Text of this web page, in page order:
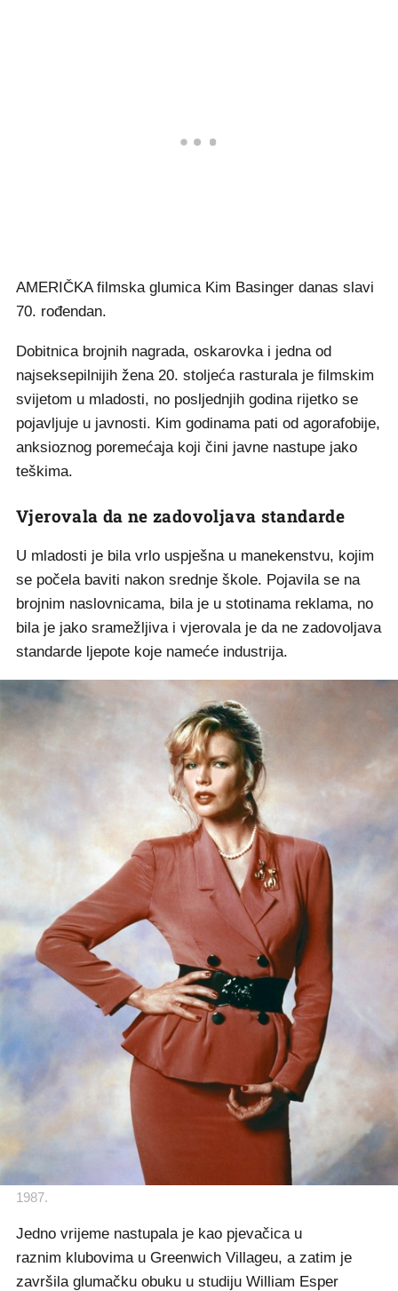
AMERIČKA filmska glumica Kim Basinger danas slavi
70. rođendan.
Dobitnica brojnih nagrada, oskarovka i jedna od
najseksepilnijih žena 20. stoljeća rasturala je filmskim
svijetom u mladosti, no posljednjih godina rijetko se
pojavljuje u javnosti. Kim godinama pati od agorafobije,
anksioznog poremećaja koji čini javne nastupe jako
teškima.
Vjerovala da ne zadovoljava standarde
U mladosti je bila vrlo uspješna u manekenstvu, kojim
se počela baviti nakon srednje škole. Pojavila se na
brojnim naslovnicama, bila je u stotinama reklama, no
bila je jako sramežljiva i vjerovala je da ne zadovoljava
standarde ljepote koje nameće industrija.
1987.
Jedno vrijeme nastupala je kao pjevačica u
raznim klubovima u Greenwich Villageu, a zatim je
završila glumačku obuku u studiju William Esper